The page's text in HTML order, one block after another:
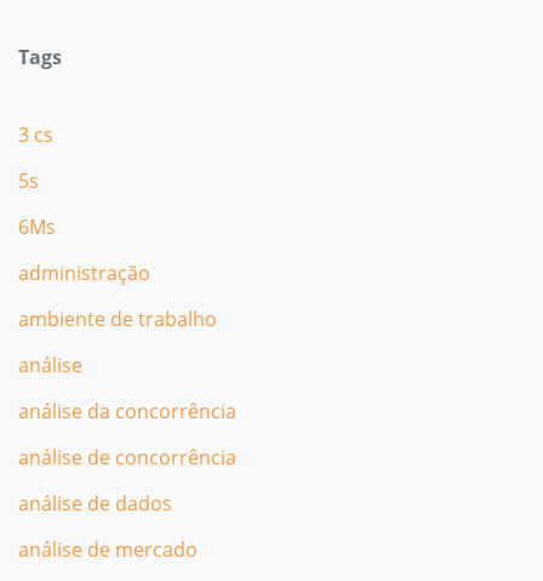
Tags
3 cs
5s
6Ms
administração
ambiente de trabalho
análise
análise da concorrência
análise de concorrência
análise de dados
análise de mercado